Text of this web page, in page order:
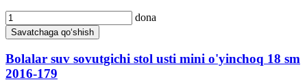
dona
Savatchaga qo‘shish
Bolalar suv sovutgichi stol usti mini o'yinchoq 18 sm
2016-179